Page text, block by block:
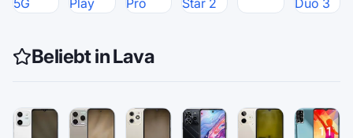
5G
Play
Pro
Star 2
Duo 3
Beliebt in Lava